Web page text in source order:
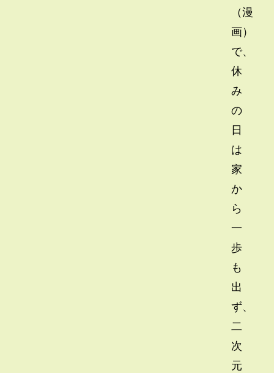
（漫
画）
で、
休
み
の
日
は
家
か
ら
一
歩
も
出
ず、
二
次
元